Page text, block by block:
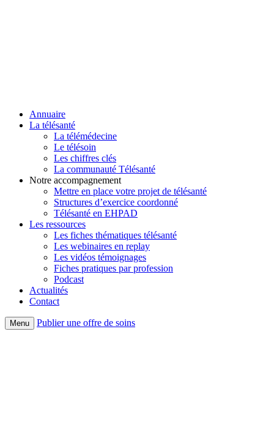
Annuaire
La télésanté
La télémédecine
Le télésoin
Les chiffres clés
La communauté Télésanté
Notre accompagnement
Mettre en place votre projet de télésanté
Structures d’exercice coordonné
Télésanté en EHPAD
Les ressources
Les fiches thématiques télésanté
Les webinaires en replay
Les vidéos témoignages
Fiches pratiques par profession
Podcast
Actualités
Contact
Menu Publier une offre de soins